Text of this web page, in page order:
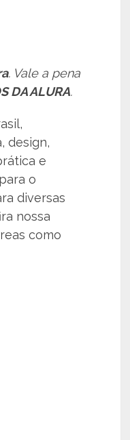
. Vale a pena
DA ALURA.
design,
e
o
diversas
nossa
como